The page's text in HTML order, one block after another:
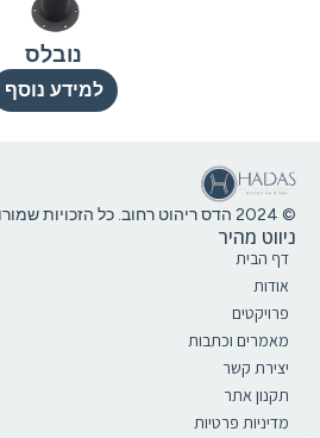
נובלס
למידע נוסף
© 2024 הדס ריהוט רחוב. כל הזכויות שמורות.
ניווט מהיר
דף הבית
אודות
פרויקטים
מאמרים וכתבות
יצירת קשר
תקנון אתר
מדיניות פרטיות